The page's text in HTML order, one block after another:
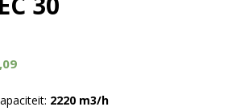
2220 m3/h